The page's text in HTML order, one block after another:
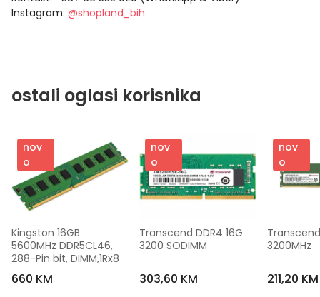
Instagram: @shopland_bih
ostali oglasi korisnika
nov
o
Kingston 16GB
5600MHz DDR5CL46,
288-Pin bit, DIMM,1Rx8
660 KM
nov
o
Transcend DDR4 16G
3200 SODIMM
303,60 KM
nov
o
3200MHz
211,20 KM